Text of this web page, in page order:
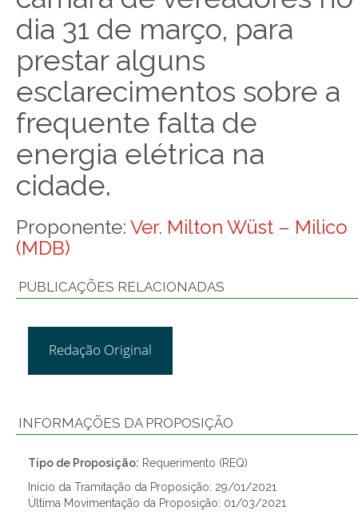
dia 31 de março, para
prestar alguns
esclarecimentos sobre a
frequente falta de
energia elétrica na
cidade.
Proponente: Ver. Milton Wüst – Milico
(MDB)
PUBLICAÇÕES RELACIONADAS
Redação Original
INFORMAÇÕES DA PROPOSIÇÃO
Tipo de Proposição: Requerimento (REQ)
Início da Tramitação da Proposição: 29/01/2021
Última Movimentação da Proposição: 01/03/2021